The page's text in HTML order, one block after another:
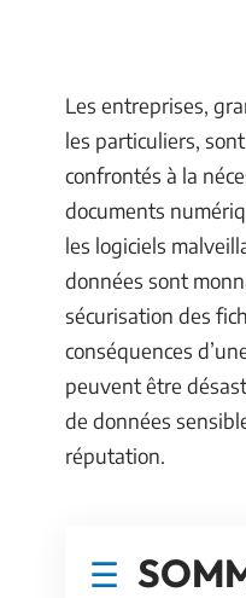
Les entreprises,
les particuliers,
confrontés à la
documents
les logiciels
données sont
sécurisation des
conséquences
peuvent être
de données
réputation.